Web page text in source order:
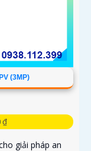
(3MP)
₫
giải pháp an